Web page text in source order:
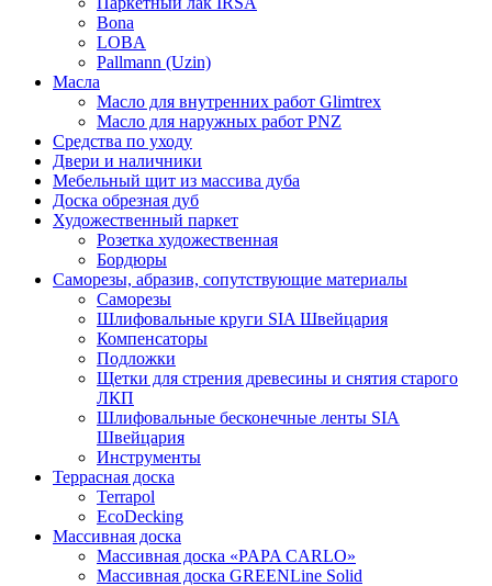
Bona
LOBA
Pallmann (Uzin)
Масла
Масло для внутренних работ Glimtrex
Масло для наружных работ PNZ
Средства по уходу
Двери и наличники
Мебельный щит из массива дуба
Доска обрезная дуб
Художественный паркет
Розетка художественная
Бордюры
Саморезы, абразив, сопутствующие материалы
Саморезы
Шлифовальные круги SIA Швейцария
Компенсаторы
Подложки
Щетки для стрения древесины и снятия старого
ЛКП
Шлифовальные бесконечные ленты SIA
Швейцария
Инструменты
Террасная доска
Terrapol
EcoDecking
Массивная доска
Массивная доска «PAPA CARLO»
Массивная доска GREENLine Solid